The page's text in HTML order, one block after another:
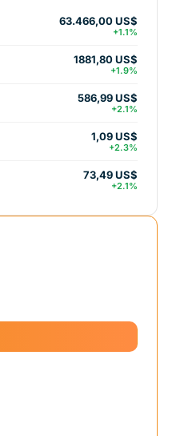
63.466,00 US$
+1.1%
1881,80 US$
+1.9%
586,99 US$
+2.1%
1,09 US$
+2.3%
73,49 US$
+2.1%